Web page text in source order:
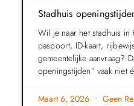
Stadhuis
Wil je naar het stadhuis in
paspoort, ID-kaart,
gemeentelijke aanvraag?
openingstijden” vaak niet
Maart 6, 2026 Geen